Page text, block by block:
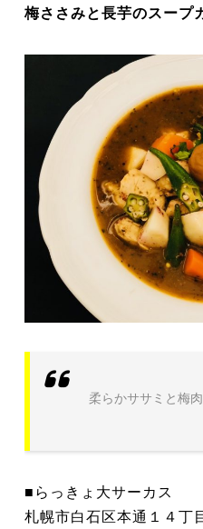
梅ささみと長芋のス
柔らかササミと梅
■らっきょ大サーカス
札幌市白石区本通１４丁